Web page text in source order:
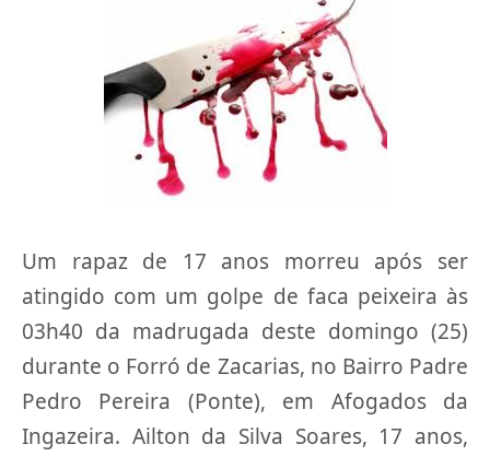
Um rapaz de 17 anos morreu após ser
atingido com um golpe de faca peixeira às
03h40 da madrugada deste domingo (25)
durante o Forró de Zacarias, no Bairro Padre
Pedro Pereira (Ponte), em Afogados da
Ingazeira. Ailton da Silva Soares, 17 anos,